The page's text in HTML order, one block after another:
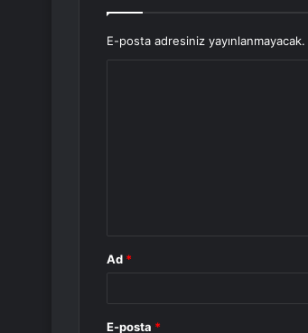
E-posta adresiniz yayınlanmayacak.
Ad *
E-posta *